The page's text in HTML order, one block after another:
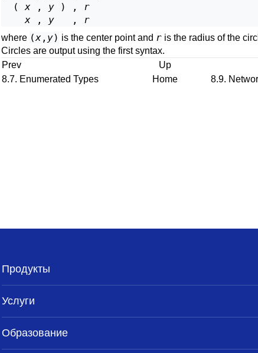
  (
x , y ) , r
x , y
   ,
r
where (x, y) is the center point and ris the radius of the
Circles are output using the first syntax.
Prev
Up
8.7. Enumerated Types
Home 8.9.
Продукты
Услуги
Образование